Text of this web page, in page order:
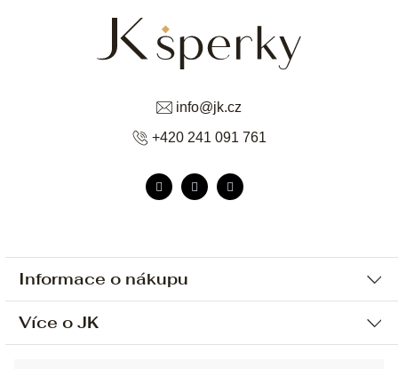
Informace o nákupu
Ochrana osobních údajů
Více o JK
info@jk.cz
+420 241 091 761